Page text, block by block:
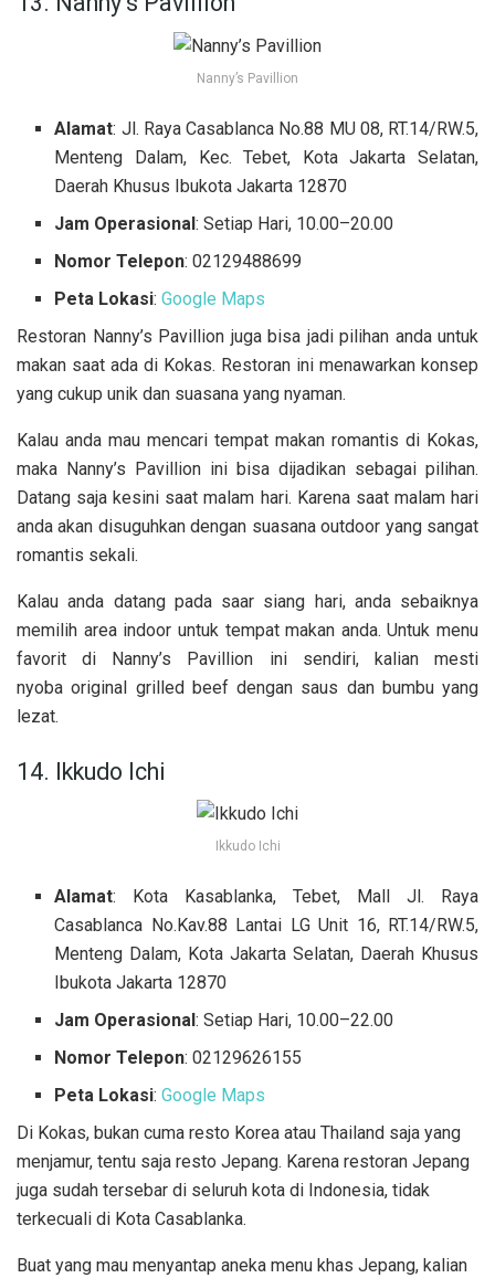
Nanny’s Pavillion
Alamat: Jl. Raya Casablanca No.88 MU 08, RT.14/RW.5,
Menteng Dalam, Kec. Tebet, Kota Jakarta Selatan,
Daerah Khusus Ibukota Jakarta 12870
Jam Operasional: Setiap Hari, 10.00–20.00
Nomor Telepon: 02129488699
Peta Lokasi:Google Maps
Restoran Nanny’s Pavillion juga bisa jadi pilihan anda untuk
makan saat ada di Kokas. Restoran ini menawarkan konsep
yang cukup unik dan suasana yang nyaman.
Kalau anda mau mencari tempat makan romantis di Kokas,
maka Nanny’s Pavillion ini bisa dijadikan sebagai pilihan.
Datang saja kesini saat malam hari. Karena saat malam hari
anda akan disuguhkan dengan suasana outdoor yang sangat
romantis sekali.
Kalau anda datang pada saar siang hari, anda sebaiknya
memilih area indoor untuk tempat makan anda. Untuk menu
favorit di Nanny’s Pavillion ini sendiri, kalian mesti
nyoba original grilled beef dengan saus dan bumbu yang
lezat.
14. Ikkudo Ichi
Ikkudo Ichi
Alamat: Kota Kasablanka, Tebet, Mall Jl. Raya
Casablanca No.Kav.88 Lantai LG Unit 16, RT.14/RW.5,
Menteng Dalam, Kota Jakarta Selatan, Daerah Khusus
Ibukota Jakarta 12870
Jam Operasional: Setiap Hari, 10.00–22.00
Nomor Telepon: 02129626155
Peta Lokasi:Google Maps
Di Kokas, bukan cuma resto Korea atau Thailand saja yang
menjamur, tentu saja resto Jepang. Karena restoran Jepang
juga sudah tersebar di seluruh kota di Indonesia, tidak
terkecuali di Kota Casablanka.
Buat yang mau menyantap aneka menu khas Jepang, kalian